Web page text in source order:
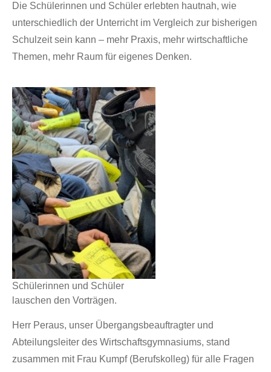
Die Schülerinnen und Schüler erlebten hautnah, wie
unterschiedlich der Unterricht im Vergleich zur bisherigen
Schulzeit sein kann – mehr Praxis, mehr wirtschaftliche
Themen, mehr Raum für eigenes Denken.
Schülerinnen und Schüler
lauschen den Vorträgen.
Herr Peraus, unser Übergangsbeauftragter und
Abteilungsleiter des Wirtschaftsgymnasiums, stand
zusammen mit Frau Kumpf (Berufskolleg) für alle Fragen